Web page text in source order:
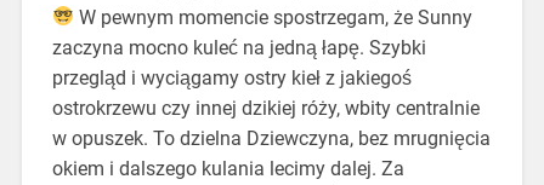
W pewnym momencie spostrzegam, że Sunny
zaczyna mocno kuleć na jedną łapę. Szybki
przegląd i wyciągamy ostry kieł z jakiegoś
ostrokrzewu czy innej dzikiej róży, wbity centralnie
w opuszek. To dzielna Dziewczyna, bez mrugnięcia
okiem i dalszego kulania lecimy dalej. Za